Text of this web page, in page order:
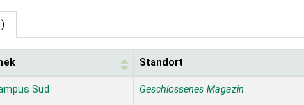
Standort
Süd Geschlossenes Magazin